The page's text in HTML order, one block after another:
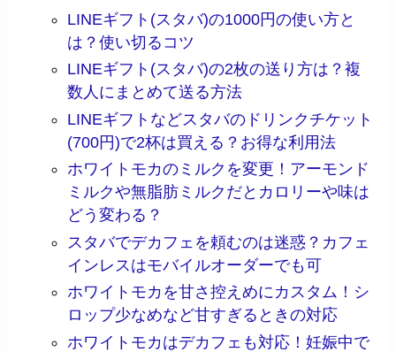
LINEギフト(スタバ)の1000円の使い方と
は？使い切るコツ
LINEギフト(スタバ)の2枚の送り方は？複
数人にまとめて送る方法
LINEギフトなどスタバのドリンクチケット
(700円)で2杯は買える？お得な利用法
ホワイトモカのミルクを変更！アーモンド
ミルクや無脂肪ミルクだとカロリーや味は
どう変わる？
スタバでデカフェを頼むのは迷惑？カフェ
インレスはモバイルオーダーでも可
ホワイトモカを甘さ控えめにカスタム！シ
ロップ少なめなど甘すぎるときの対応
ホワイトモカはデカフェも対応！妊娠中で